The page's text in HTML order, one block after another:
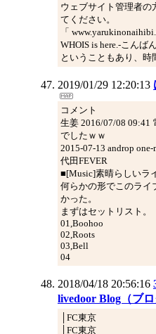
ウェブサイト管理者の
てください。
「
WHOIS is here.-こんば
ということもあり、時
2019/01/29 12:20:13
コメント
生姜 2016/07/08 09:41
でしたｗｗ
2015-07-13 androp
代田FEVER
■[Music]素晴らしいラ
何らかの形でこのライ
かった。
まずはセットリスト。
01,Boohoo
02,Roots
03,Bell
04
2018/04/18 20:56:16
livedoor Blog（ブロ
│FC東京
│FC東京